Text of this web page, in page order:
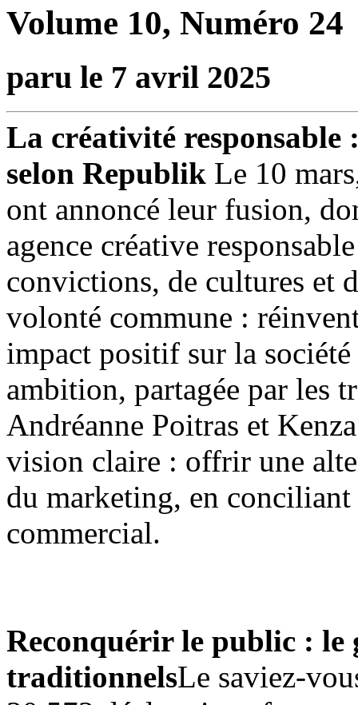
Volume 10, Numéro 24
paru le 7 avril 2025
La créativité
selon Republik Le 10
ont annoncé leur fusion,
agence créative
convictions, de cultures et
volonté commune :
impact positif sur la
ambition, partagée par les
Andréanne Poitras et
vision claire : offrir une
du marketing, en conciliant
commercial.
Reconquérir le public : le
traditionnelsLe saviez-